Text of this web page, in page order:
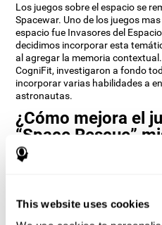
This website uses cookies
Los juegos sobre el espacio se
Spacewar. Uno de los juegos
espacio fue Invasores del
decidimos incorporar esta
al agregar la memoria
CogniFit, investigaron a fondo
incorporar varias habilidades a
astronautas.
¿Cómo mejora el
“Space Rescue”
cognitivas?
consistente nuestras habilidades,